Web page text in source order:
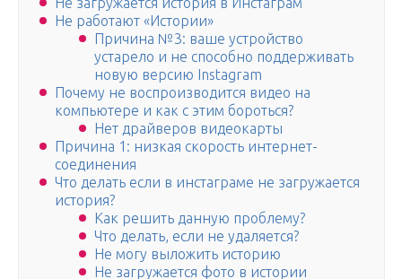
Не работают «Истории»
Причина №3: ваше устройство
устарело и не способно поддерживать
новую версию Instagram
Почему не воспроизводится видео на
компьютере и как с этим бороться?
Нет драйверов видеокарты
Причина 1: низкая скорость интернет-
соединения
Что делать если в инстаграме не загружается
история?
Как решить данную проблему?
Что делать, если не удаляется?
Не могу выложить историю
Не загружается фото в истории